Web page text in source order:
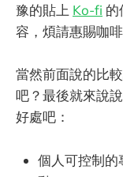
豫的貼上 Ko-fi 的
容，煩請惠賜咖啡
當然前面說的比
吧？最後就來說
好處吧：
個人可控制的